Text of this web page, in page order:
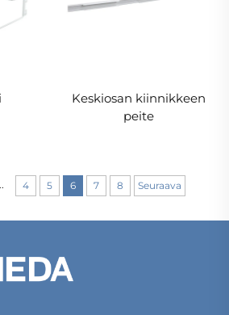
Keskiosan kiinnikkeen
peite
4 5 6 7 8 Seuraava